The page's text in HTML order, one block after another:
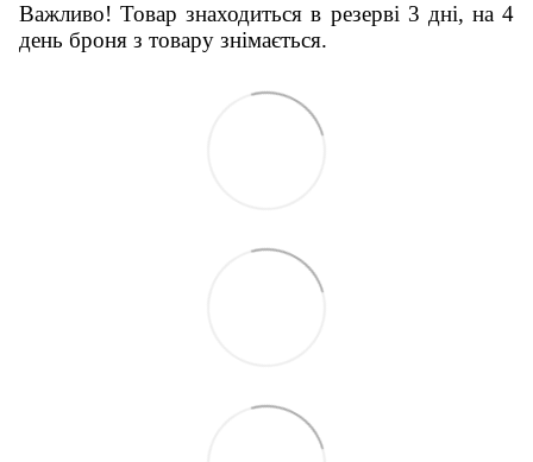
Важливо! Товар знаходиться в резерві 3 дні, на 4
день броня з товару знімається.